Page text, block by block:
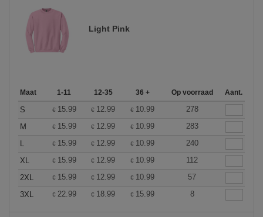
Light Pink
Maat 1-11 12-35 36 + Op voorraad Aant.
S € 15.99 € 12.99 € 10.99
278
M
€ 15.99 € 12.99 € 10.99
283
L
€ 15.99 € 12.99 € 10.99
240
XL
€ 15.99 € 12.99 € 10.99
112
2XL
€ 15.99 € 12.99 € 10.99
57
3XL
€ 22.99 € 18.99 € 15.99 8